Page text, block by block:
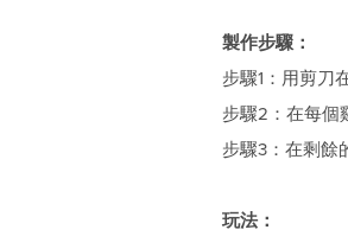
製作步驟：
步驟1：用剪刀
步驟2：在每個
步驟3：在剩餘
玩法：